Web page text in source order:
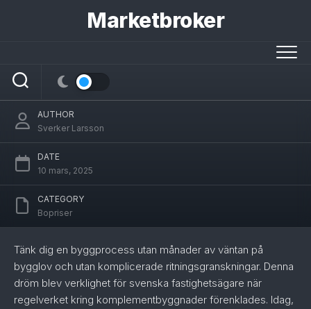
Marketbroker
byggnad
AUTHOR
Sverker Larsson
DATE
10 mars, 2025
CATEGORY
Bopriser
Tänk dig en byggprocess utan månader av väntan på
bygglov och utan komplicerade ritningsgranskningar. Denna
dröm blev verklighet för svenska fastighetsägare när
regelverket kring komplementbyggnader förenklades. Idag,